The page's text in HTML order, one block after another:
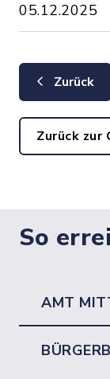
05.12.2025
Zurück
Zurück zur
So
AMT